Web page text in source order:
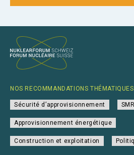
NOS RECOMMANDATIONS THÉMATIQUES
Sécurité d’approvisionnement
Approvisionnement énergétique
Construction et exploitation